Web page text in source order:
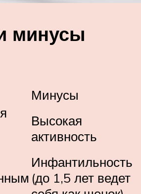
минусы
Минусы
Высокая
активность
Инфантильность
(до 1,5 лет ведет